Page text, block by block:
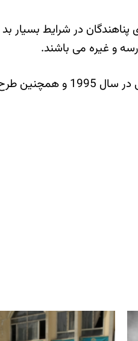
های پناهندگان در شرایط
امل کلونی با اشاره به تلاش های جامعه جهانی برای